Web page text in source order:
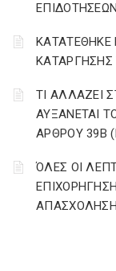
ΕΠΙΔΟΤΗΣΕΩΝ
ΚΑΤΑΤΕΘΗΚΕ
ΚΑΤΑΡΓΗΣΗΣ
ΤΙ ΑΛΛΑΖΕΙ
ΑΥΞΑΝΕΤΑΙ
ΑΡΘΡΟΥ 39Β
ΌΛΕΣ ΟΙ
ΑΠΑΣΧΟΛΗΣΗ